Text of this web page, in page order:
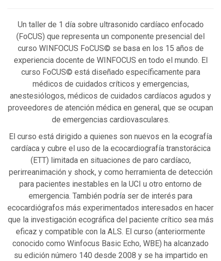
Un taller de 1 día sobre ultrasonido cardíaco enfocado
(FoCUS) que representa un componente presencial del
curso WINFOCUS FoCUS© se basa en los 15 años de
experiencia docente de WINFOCUS en todo el mundo. El
curso FoCUS© está diseñado específicamente para
médicos de cuidados críticos y emergencias,
anestesiólogos, médicos de cuidados cardíacos agudos y
proveedores de atención médica en general, que se ocupan
de emergencias cardiovasculares.
El curso está dirigido a quienes son nuevos en la ecografía
cardíaca y cubre el uso de la ecocardiografía transtorácica
(ETT) limitada en situaciones de paro cardíaco,
perirreanimación y shock, y como herramienta de detección
para pacientes inestables en la UCI u otro entorno de
emergencia. También podría ser de interés para
ecocardiógrafos más experimentados interesados en hacer
que la investigación ecográfica del paciente crítico sea más
eficaz y compatible con la ALS. El curso (anteriormente
conocido como Winfocus Basic Echo, WBE) ha alcanzado
su edición número 140 desde 2008 y se ha impartido en